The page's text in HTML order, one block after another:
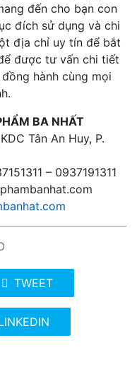
đến cho bạn con
đích sử dụng và chi
địa chỉ uy tín để bắt
được tư vấn chi tiết
hành cùng mọi
BA NHẤT
Tân An Huy, P.
– 0937191311
TWEET